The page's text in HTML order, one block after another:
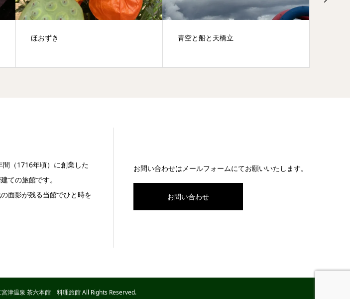
ほおずき 青空と船と天橋立
（1716年頃）に創業した
ての旅館です。
面影が残る当館でひと時を
お問い合わせはメールフォームにてお願いいたします。
お問い合わせ
津温泉 茶六本館 料理旅館 All Rights Reserved.